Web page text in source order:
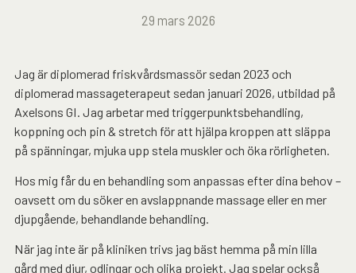
Kontakt / Hitta hit
29 mars 2026
Jag är diplomerad friskvårdsmassör sedan 2023 och
diplomerad massageterapeut sedan januari 2026, utbildad på
Axelsons GI. Jag arbetar med triggerpunktsbehandling,
koppning och pin & stretch för att hjälpa kroppen att släppa
på spänningar, mjuka upp stela muskler och öka rörligheten.
Hos mig får du en behandling som anpassas efter dina behov –
oavsett om du söker en avslappnande massage eller en mer
djupgående, behandlande behandling.
När jag inte är på kliniken trivs jag bäst hemma på min lilla
gård med djur, odlingar och olika projekt. Jag spelar också